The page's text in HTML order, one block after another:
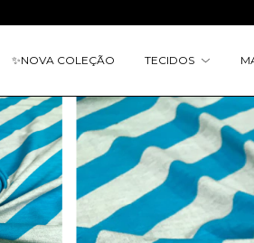
✨NOVA COLEÇÃO TECIDOS